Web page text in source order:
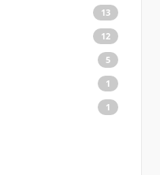
13
12
5
1
1